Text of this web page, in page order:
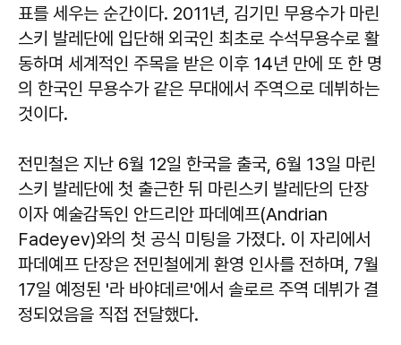
표를 세우는 순간이다. 2011년, 김기민 무용수가 마린
스키 발레단에 입단해 외국인 최초로 수석무용수로 활
동하며 세계적인 주목을 받은 이후 14년 만에 또 한 명
의 한국인 무용수가 같은 무대에서 주역으로 데뷔하는
것이다.
전민철은 지난 6월 12일 한국을 출국, 6월 13일 마린
스키 발레단에 첫 출근한 뒤 마린스키 발레단의 단장
이자 예술감독인 안드리안 파데예프(Andrian
Fadeyev)와의 첫 공식 미팅을 가졌다. 이 자리에서
파데예프 단장은 전민철에게 환영 인사를 전하며, 7월
17일 예정된 '라 바야데르'에서 솔로르 주역 데뷔가 결
정되었음을 직접 전달했다.